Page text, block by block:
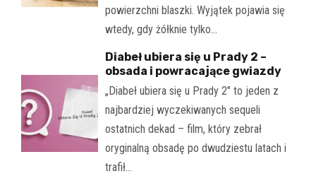
powierzchni blaszki. Wyjątek pojawia się
wtedy, gdy żółknie tylko…
Diabeł ubiera się u Prady 2 –
obsada i powracające gwiazdy
„Diabeł ubiera się u Prady 2" to jeden z
najbardziej wyczekiwanych sequeli
ostatnich dekad – film, który zebrał
oryginalną obsadę po dwudziestu latach i
trafił…